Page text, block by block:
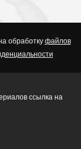
обработку файлов
ссылка на